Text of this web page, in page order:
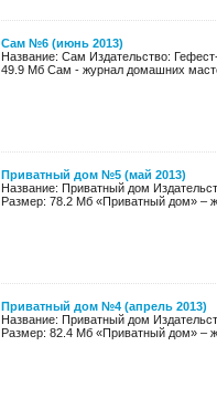
Сам №6 (июнь 2013)
Название: Сам Издательство:
49.9 Мб Сам - журнал домашних
Приватный дом №5 (май 2013)
Название: Приватный дом
Размер: 78.2 Мб «Приватный дом» –
Приватный дом №4 (апрель 2013)
Название: Приватный дом
Размер: 82.4 Мб «Приватный дом» –